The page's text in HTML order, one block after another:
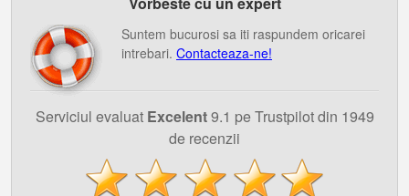
Suntem bucurosi sa iti raspundem oricarei
intrebari. Contacteaza-ne!
Serviciul evaluat Excelent9.1 pe Trustpilot din 1949
de recenzii